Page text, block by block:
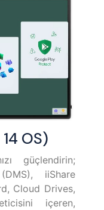
OS)
güçlendirin;
iiShare
Cloud Drives,
içeren,